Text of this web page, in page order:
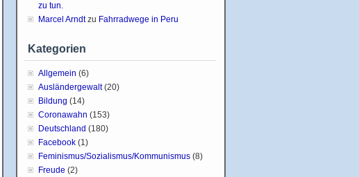
zu tun.
Marcel Arndtzu Fahrradwege in Peru
Kategorien
Allgemein (6)
Ausländergewalt(20)
Bildung (14)
Coronawahn (153)
Deutschland (180)
Facebook (1)
Feminismus/Sozialismus/Kommunismus (8)
Freude (2)